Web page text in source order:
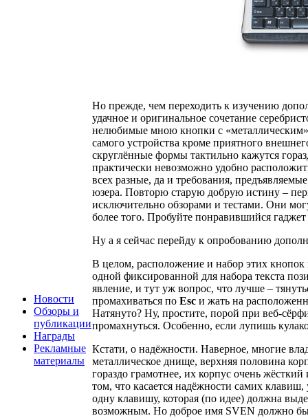
Новости
Обзоры и
публикации
Награды
Рекламные
материалы
Но прежде, чем переходить к изучению
удачное и оригинальное сочетание
нелюбимые мною кнопки с
самого устройства кроме приятного
скруглённые формы тактильно кажутся
практически невозможно удобно
всех разные, да и требования,
юзера. Повторю старую добрую истину –
исключительно обзорами и тестами. Они
более того. Пробуйте понравившийся
Ну а я сейчас перейду к опробованию
В целом, расположение и набор этих кнопок
одной фиксированной для набора текста
явление, и тут уж вопрос, что лучше –
промахиваться по Esc и жать на
Натянуто? Ну, простите, порой при веб-
промахнуться. Особенно, если лупишь
Кстати, о надёжности. Наверное, многие
металлическое днище, верхняя половина
гораздо грамотнее, их корпус очень
том, что касается надёжности самих
одну клавишу, которая (по идее) должна
возможным. Но доброе имя SVEN должно